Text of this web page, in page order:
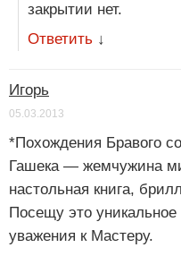
закрытии нет.
Ответить ↓
Игорь
05.03.2013
*Похождения Бравого
Гашека — жемчужина
настольная книга,
Посещу это уникальное
уважения к Мастеру.